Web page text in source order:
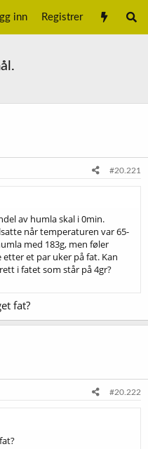
inn Registrer
#20.221
av humla skal i 0min.
når temperaturen var 65-
med 183g, men føler
et par uker på fat. Kan
i fatet som står på 4gr?
fat?
#20.222